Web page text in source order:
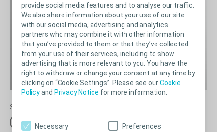
provide social media features and to analyse our traffic.
We also share information about your use of our site
with our social media, advertising and analytics
partners who may combine it with other information
that you’ve provided to them or that they’ve collected
from your use of their services, including to show
advertising that is more relevant to you. You have the
right to withdraw or change your consent at any time by
clicking on “Cookie Settings”. Please see ourCookie
Policyand Privacy Notice for more information.
Necessary Preferences
Står ut fra magen og lager en topp.
Velg